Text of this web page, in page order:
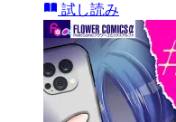
試し読み